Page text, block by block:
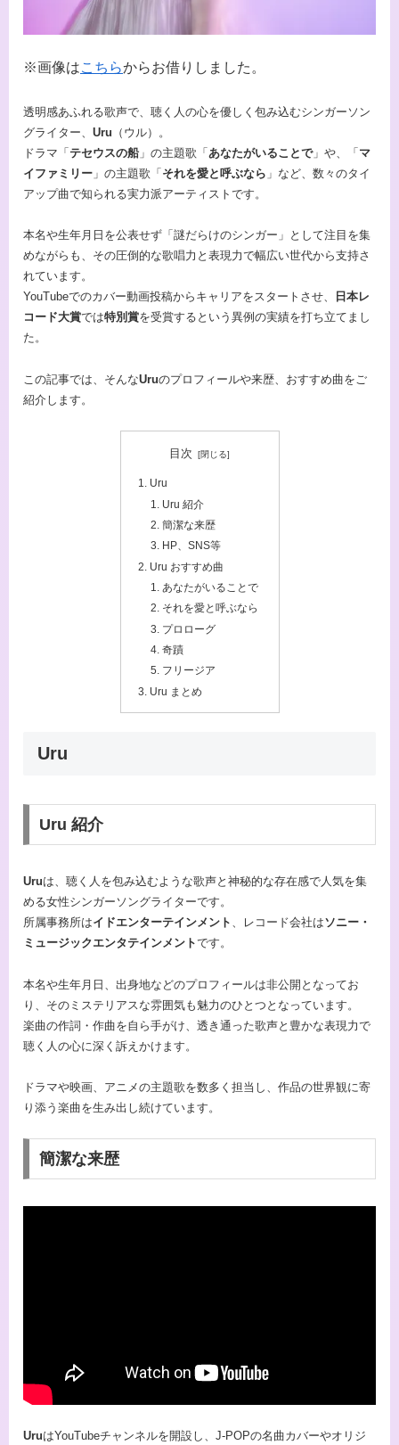
※画像はこちらからお借りしました。
透明感あふれる歌声で、聴く人の心を優しく包み込むシンガーソン
グライター、 Uru （ウル）。
ドラマ「 テセウスの船 」の主題歌「 あなたがいることで」や、「 マ
イファミリー 」の主題歌「 それを愛と呼ぶなら 」など、数々のタイ
アップ曲で知られる実力派アーティストです。
本名や生年月日を公表せず「謎だらけのシンガー」として注目を集
めながらも、その圧倒的な歌唱力と表現力で幅広い世代から支持さ
れています。
YouTubeでのカバー動画投稿からキャリアをスタートさせ、
日本レ
コード大賞では特別賞を受賞するという異例の実績を打ち立てまし
た。
この記事では、そんなUruのプロフィールや来歴、おすすめ曲をご
紹介します。
目次
Uru
Uru 紹介
簡潔な来歴
HP、SNS等
Uru おすすめ曲
あなたがいることで
それを愛と呼ぶなら
プロローグ
奇蹟
フリージア
Uru まとめ
Uru
Uru 紹介
Uruは、聴く人を包み込むような歌声と神秘的な存在感で人気を集
める女性シンガーソングライターです。
所属事務所はイドエンターテインメント 、レコード会社はソニー・
ミュージックエンタテインメントです。
本名や生年月日、出身地などのプロフィールは非公開となってお
り、そのミステリアスな雰囲気も魅力のひとつとなっています。
楽曲の作詞・作曲を自ら手がけ、透き通った歌声と豊かな表現力で
聴く人の心に深く訴えかけます。
ドラマや映画、アニメの主題歌を数多く担当し、作品の世界観に寄
り添う楽曲を生み出し続けています。
簡潔な来歴
UruはYouTubeチャンネルを開設し、J-POPの名曲カバーやオリジ